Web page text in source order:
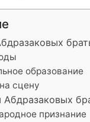
образование
сцену
признание